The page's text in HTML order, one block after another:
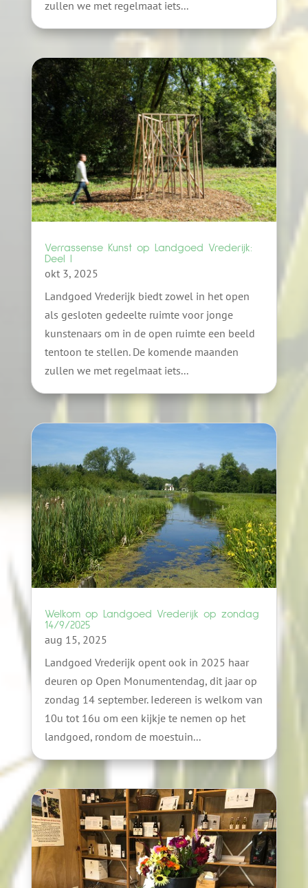
zullen we met regelmaat iets...
Verrassense Kunst op Landgoed Vrederijk:
Deel I
okt 3, 2025
Landgoed Vrederijk biedt zowel in het open
als gesloten gedeelte ruimte voor jonge
kunstenaars om in de open ruimte een beeld
tentoon te stellen. De komende maanden
zullen we met regelmaat iets...
Welkom op Landgoed Vrederijk op zondag
14/9/2025
aug 15, 2025
Landgoed Vrederijk opent ook in 2025 haar
deuren op Open Monumentendag, dit jaar op
zondag 14 september. Iedereen is welkom van
10u tot 16u om een kijkje te nemen op het
landgoed, rondom de moestuin...